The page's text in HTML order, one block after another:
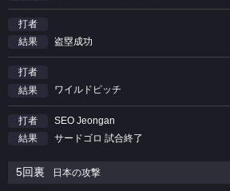
打者
結果
盗塁成功
打者
結果
ワイルドピッチ
打者
SEO Jeongan
結果
サードゴロ 試合終了
5回裏 日本の攻撃